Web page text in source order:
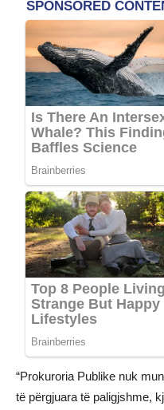
“Prokuroria Publike nuk
të përgjuara të paligjshme,